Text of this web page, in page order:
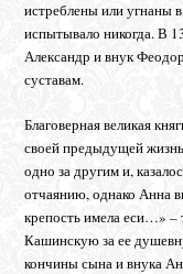
истреблены или угнаны
испытывало никогда. В
Александр и внук
суставам.
Благоверная великая
своей предыдущей
одно за другим и,
отчаянию, однако Анна
крепость имела еси…» –
Кашинскую за ее
кончины сына и внука